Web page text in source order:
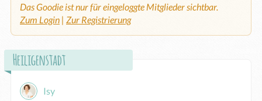
Das Goodie ist nur für eingeloggte Mitglieder sichtbar.
Zum Login | Zur Registrierung
Heiligenstadt
Isy